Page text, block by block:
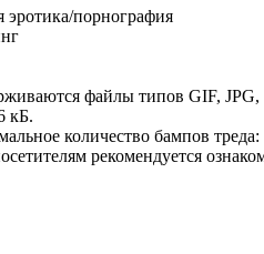
эротика/порнография
файлы типов GIF, JPG,
кБ.
количество бампов треда:
рекомендуется